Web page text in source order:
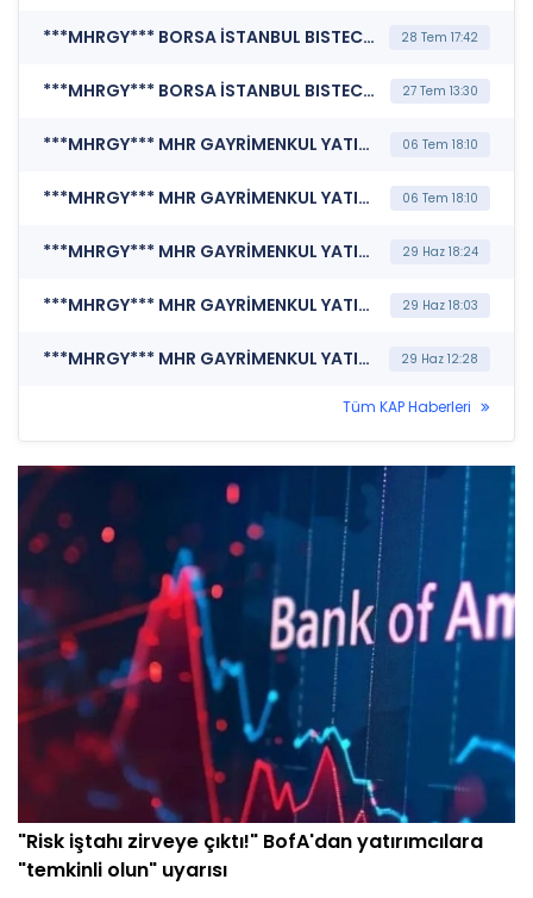
***MHRGY*** BORSA İSTANBUL BISTECH DEVRE KESİCİ UYGULAMASI (Pay Bazında Devre Kesici Bildirimi) 28 Tem 17:42
***MHRGY*** BORSA İSTANBUL BISTECH DEVRE KESİCİ UYGULAMASI (Pay Bazında Devre Kesici Bildirimi) 27 Tem 13:30
***MHRGY*** MHR GAYRİMENKUL YATIRIM ORTAKLIĞI A.Ş. (Portföy Sınırlamalarına Uyumun Kontrolü) 06 Tem 18:10
***MHRGY*** MHR GAYRİMENKUL YATIRIM ORTAKLIĞI A.Ş. (Portföy Sınırlamalarına Uyumun Kontrolü) 06 Tem 18:10
***MHRGY*** MHR GAYRİMENKUL YATIRIM ORTAKLIĞI A.Ş. (Özel Durum Açıklaması (Genel)) 29 Haz 18:24
***MHRGY*** MHR GAYRİMENKUL YATIRIM ORTAKLIĞI A.Ş. (Sermaye Artırımı - Azaltımı İşlemlerine İlişkin Bildirim) 29 Haz 18:03
***MHRGY*** MHR GAYRİMENKUL YATIRIM ORTAKLIĞI A.Ş. (Bağımsız Denetim Kuruluşunun Belirlenmesi) 29 Haz 12:28
Tüm KAP Haberleri
"Risk iştahı zirveye çıktı!" BofA'dan yatırımcılara
"temkinli olun" uyarısı